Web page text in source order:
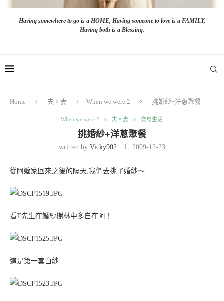
Having somewhere to go is a HOME, Having someone to love is a FAMILY,
Having both is a Blessing.
Home 夫。妻 When we were 2 挑婚紗+洋蔥聚餐
When we were 2 夫。妻 寶島生活
挑婚紗+洋蔥聚餐
written by Vicky902 2009-12-23
從阿嬤家回來之後的隔天,我們去挑了婚紗～
看T先生在婚紗樹林中多自在阿！
這是第一套白紗